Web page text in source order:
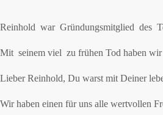
Reinhold war Gründungsmitglied des
Mit seinem viel zu frühen Tod haben wir
Lieber Reinhold, Du warst mit Deiner
Wir haben einen für uns alle wertvollen